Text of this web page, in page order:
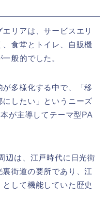
リアは、サービスエリ
食堂とトイレ、自販機
般的でした。
多様化する中で、「移
したい」というニーズ
が主導してテーマ型PA
辺は、江戸時代に日光街
街道の要所であり、江
して機能していた歴史